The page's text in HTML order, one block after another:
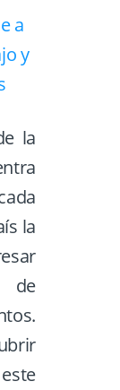
la
la
de